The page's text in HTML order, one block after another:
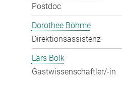
Postdoc
Dorothee Böhme
Direktionsassistenz
Lars Bolk
Gastwissenschaftler/-in